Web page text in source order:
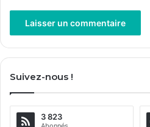
tSuivez-nous !
3 823